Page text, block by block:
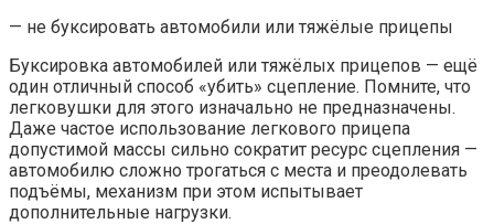
— не буксировать автомобили или тяжёлые прицепы
Буксировка автомобилей или тяжёлых прицепов — ещё
один отличный способ «убить» сцепление. Помните, что
легковушки для этого изначально не предназначены.
Даже частое использование легкового прицепа
допустимой массы сильно сократит ресурс сцепления —
автомобилю сложно трогаться с места и преодолевать
подъёмы, механизм при этом испытывает
дополнительные нагрузки.